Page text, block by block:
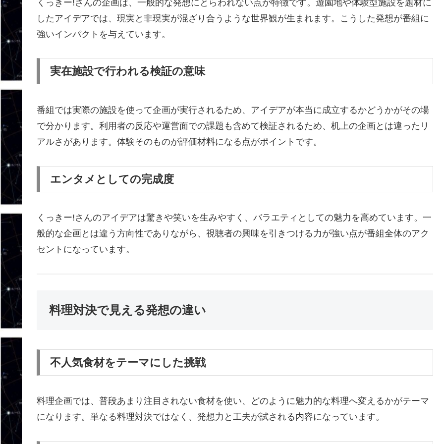
くっきー!さんの企画は、一般的な発想にとらわれない点が特徴です。遊園地や体験型施設を題材に
したアイデアでは、現実と非現実が混ざり合うような世界観が生まれます。こうした発想が番組に
強いインパクトを与えています。
実在施設で行われる検証の意味
番組では実際の施設を使って企画が実行されるため、アイデアが本当に成立するかどうかがその場
で分かります。利用者の反応や運営面での課題も含めて検証されるため、机上の企画とは違ったリ
アルさがあります。体験そのものが評価材料になる点がポイントです。
エンタメとしての完成度
くっきー!さんのアイデアは驚きや笑いを生みやすく、バラエティとしての魅力を高めています。一
般的な企画とは違う方向性でありながら、視聴者の興味を引きつける力が強い点が番組全体のアク
セントになっています。
料理対決で見える発想の違い
不人気食材をテーマにした挑戦
料理企画では、普段あまり注目されない食材を使い、どのように魅力的な料理へ変えるかがテーマ
になります。単なる料理対決ではなく、発想力と工夫が試される内容になっています。